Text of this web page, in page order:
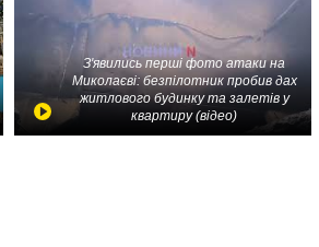
З'явились перші фото атаки на
Миколаєві: безпілотник пробив дах
житлового будинку та залетів у
квартиру (відео)